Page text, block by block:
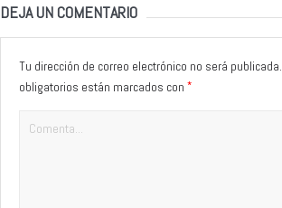
DEJA UN COMENTARIO
Tu dirección de correo electrónico no será publicada.
obligatorios están marcados con *